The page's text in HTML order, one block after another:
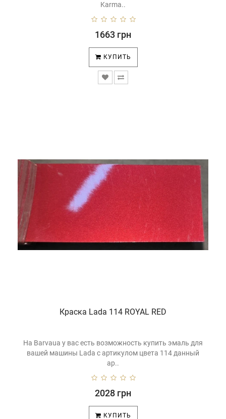
Karma..
1663 грн
КУПИТЬ
Краска Lada 114 ROYAL RED
На Barvaua у вас есть возможность купить эмаль для
вашей машины Lada с артикулом цвета 114 данный
ар..
2028 грн
КУПИТЬ